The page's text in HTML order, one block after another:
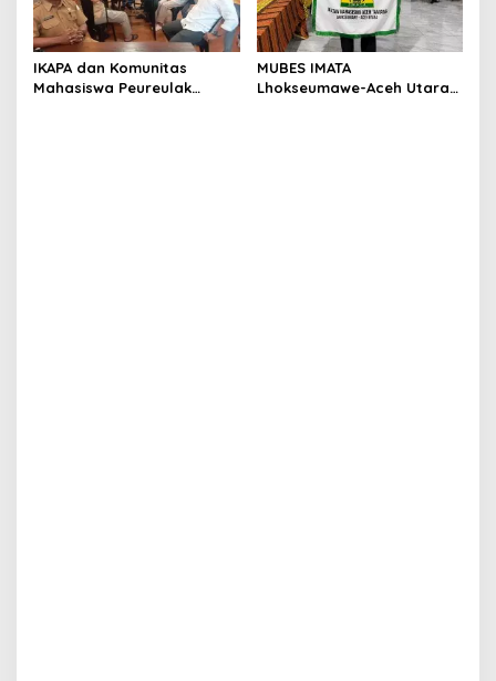
IKAPA dan Komunitas
Mahasiswa Peureulak
MUBES IMATA
Lhokseumawe-Aceh Utara